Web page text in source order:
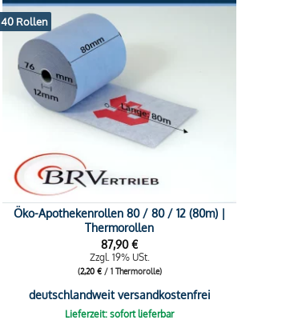
40 Rollen
Öko-Apothekenrollen 80 / 80 / 12 (80m) |
Thermorollen
87,90€
Zzgl. 19% USt.
(2,20 €/ 1 Thermorolle)
deutschlandweit versandkostenfrei
Lieferzeit: sofort lieferbar